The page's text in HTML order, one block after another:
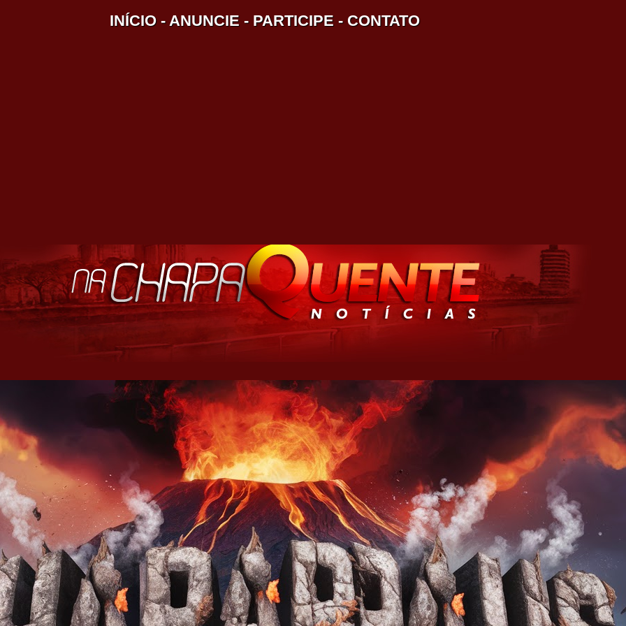
INÍCIO -ANUNCIE - PARTICIPE - CONTATO